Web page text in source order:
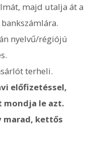
majd utalja át a
nyelvű/régiójú
terheli.
előfizetéssel,
le azt.
kettős